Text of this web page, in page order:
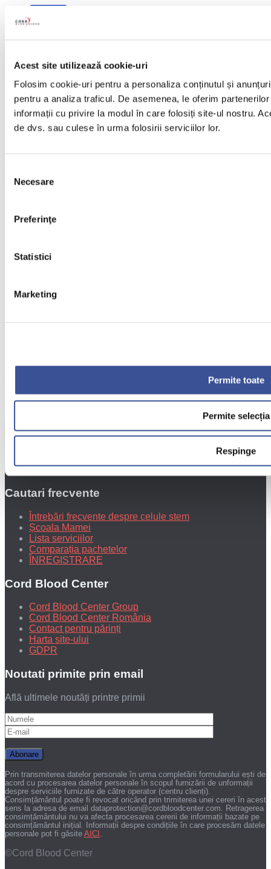
Acest site utilizează cookie-uri
Folosim cookie-uri pentru a personaliza conținutul și
pentru a analiza traficul. De asemenea, le oferim
informații cu privire la modul în care folosiți site-ul nostru.
de dvs. sau culese în urma folosirii serviciilor lor.
consimțământului
Necesare
Preferinţe
Statistici
Marketing
Permite toate
Permite selecția
Respinge
Celulele stem recoltate la naștere ar putea trata cancerele de sânge, dar și bolile
Buna ziua! Sunt foarte…
autoimune, cu mai mult succes
Buna ziua, Sunt deja…
Buna ziua! La acest…
Placenta
Cautari frecvente
Întrebări frecvente despre celule stem
Școala Mamei
Lista serviciilor
Comparația pachetelor
ÎNREGISTRARE
Cord Blood Center
Cord Blood Center Group
Cord Blood Center România
Contact pentru părinți
Harta site-ului
GDPR
Noutati primite prin email
Află ultimele noutăți printre primii
Prin transmiterea datelor personale în urma completării formularului ești de
acord cu procesarea datelor personale în scopul furnizării de unformații
despre serviciile furnizate de către operator (centru clienți).
Consimțământul poate fi revocat oricând prin trimiterea unei cereri în acest
sens la adresa de email dataprotection@cordbloodcenter.com. Retragerea
consimțământului nu va afecta procesarea cererii de informații bazate pe
consimțământul inițial. Informații despre condițiile în care procesăm datele
personale pot fi găsite AICI
©Cord Blood Center